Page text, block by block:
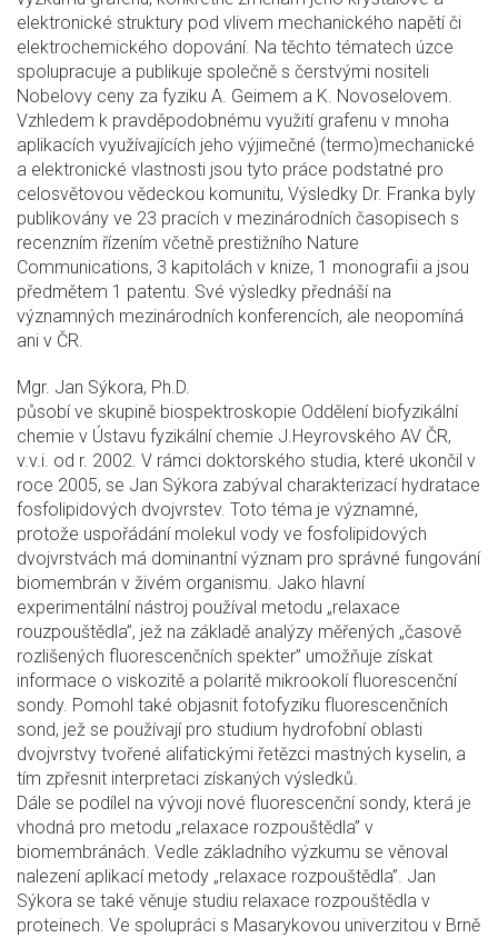
elektronické struktury pod vlivem mechanického napětí či
elektrochemického dopování. Na těchto tématech úzce
spolupracuje a publikuje společně s čerstvými nositeli
Nobelovy ceny za fyziku A. Geimem a K. Novoselovem.
Vzhledem k pravděpodobnému využití grafenu v mnoha
aplikacích využívajících jeho výjimečné (termo)mechanické
a elektronické vlastnosti jsou tyto práce podstatné pro
celosvětovou vědeckou komunitu, Výsledky Dr. Franka byly
publikovány ve 23 pracích v mezinárodních časopisech s
recenzním řízením včetně prestižního Nature
Communications, 3 kapitolách v knize, 1 monografii a jsou
předmětem 1 patentu. Své výsledky přednáší na
významných mezinárodních konferencích, ale neopomíná
ani v ČR.
Mgr. Jan Sýkora, Ph.D.
působí ve skupině biospektroskopie Oddělení biofyzikální
chemie v Ústavu fyzikální chemie J.Heyrovského AV ČR,
v.v.i. od r. 2002. V rámci doktorského studia, které ukončil v
roce 2005, se Jan Sýkora zabýval charakterizací hydratace
fosfolipidových dvojvrstev. Toto téma je významné,
protože uspořádání molekul vody ve fosfolipidových
dvojvrstvách má dominantní význam pro správné fungování
biomembrán v živém organismu. Jako hlavní
experimentální nástroj používal metodu „relaxace
rouzpouštědla”, jež na základě analýzy měřených „časově
rozlišených fluorescenčních spekter” umožňuje získat
informace o viskozitě a polaritě mikrookolí fluorescenční
sondy. Pomohl také objasnit fotofyziku fluorescenčních
sond, jež se používají pro studium hydrofobní oblasti
dvojvrstvy tvořené alifatickými řetězci mastných kyselin, a
tím zpřesnit interpretaci získaných výsledků.
Dále se podílel na vývoji nové fluorescenční sondy, která je
vhodná pro metodu „relaxace rozpouštědla” v
biomembránách. Vedle základního výzkumu se věnoval
nalezení aplikací metody „relaxace rozpouštědla”. Jan
Sýkora se také věnuje studiu relaxace rozpouštědla v
proteinech. Ve spolupráci s Masarykovou univerzitou v Brně